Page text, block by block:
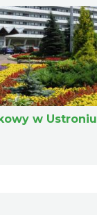
w Ustroniu